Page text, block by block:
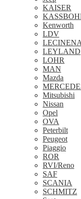
KAISER
Kenworth
LDV
LECINENA
LEYLAND
LOHR
MAN
Mazda
Mitsubishi
Nissan
Opel
OVA
Peterbilt
Peugeot
Piaggio
ROR
RVI/Reno
SAF
SCANIA
SCHMITZ